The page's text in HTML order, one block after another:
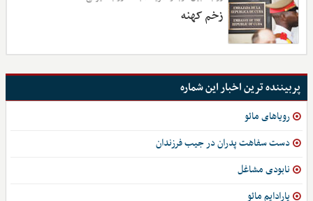
زخم کهنه
پربیننده ترین اخبار این شماره
رویاهای مائو
دست سفاهت پدران در جیب فرزندان
نابودی مشاغل
پارادایم مائو